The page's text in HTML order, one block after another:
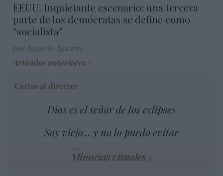
EEUU. Inquietante escenario: una tercera
parte de los demócratas se define como
“socialista”
Artículos anteriores
Cartas al director
Dios es el señor de los eclipses
Soy viejo... y no lo puedo evitar
Minucias visuales